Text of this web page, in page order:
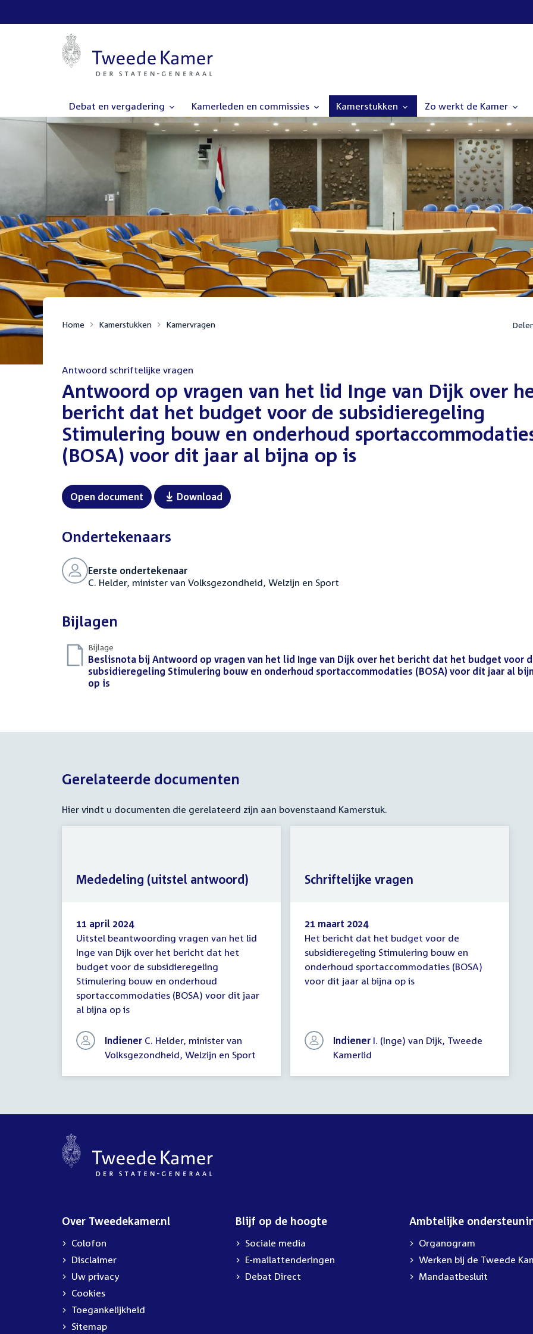
Debat en vergadering Kamerleden en commissies Kamerstukken Zo werkt de Kamer
Home Kamerstukken Kamervragen
Antwoord schriftelijke vragen
Antwoord op vragen van het lid Inge van Dijk over
bericht dat het budget voor de subsidieregeling
Stimulering bouw en onderhoud
(BOSA) voor dit jaar al bijna op is
Open document Download
Ondertekenaars
Eerste ondertekenaar
C. Helder, minister van Volksgezondheid, Welzijn en Sport
Bijlagen
Bijlage
Download
bestand:
Beslisnota bij Antwoord op vragen van het lid Inge van Dijk over het bericht dat het budget voor
subsidieregeling Stimulering bouw en onderhoud sportaccommodaties (BOSA) voor dit jaar al
op is
Gerelateerde documenten
Hier vindt u documenten die gerelateerd zijn aan bovenstaand Kamerstuk.
Mededeling
(uitstel
antwoord)
11 april 2024
Uitstel beantwoording vragen van het lid
Inge van Dijk over het bericht dat het
budget voor de subsidieregeling
Stimulering bouw en onderhoud
sportaccommodaties (BOSA) voor dit jaar
al bijna op is
Indiener C. Helder, minister van
Volksgezondheid, Welzijn en Sport
Mededeling (uitstel antwoord)
Schriftelijke
vragen
21 maart 2024
Het bericht dat het budget voor de
subsidieregeling Stimulering bouw en
onderhoud sportaccommodaties (BOSA)
voor dit jaar al bijna op is
Indiener I. (Inge) van Dijk, Tweede
Kamerlid
Schriftelijke vragen
Over Tweedekamer.nl
Colofon
Disclaimer
Uw privacy
Cookies
Toegankelijkheid
Sitemap
Blijf op de hoogte
Sociale media
E-mailattenderingen
Debat Direct
Ambtelijke
Organogram
External
link:
Werken bij de Tweede
Mandaatbesluit